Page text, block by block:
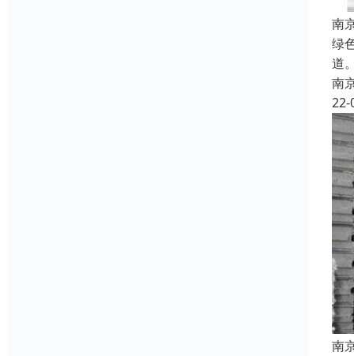
南
绿
道
南
22-
南